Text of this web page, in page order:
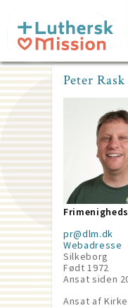
main
content
Peter Rask
pr@dlm.dk
Webadresse
Silkeborg
Født 1972
Ansat siden
Ansat af